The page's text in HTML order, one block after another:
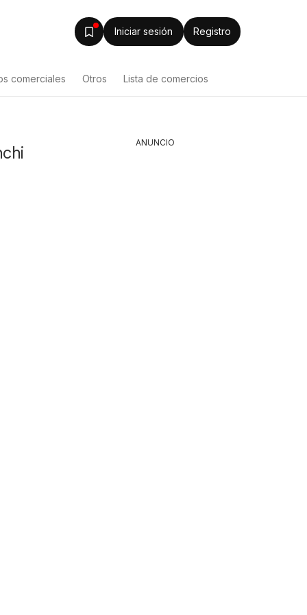
Iniciar sesión Registro
comerciales Otros Lista de comercios
ANUNCIO